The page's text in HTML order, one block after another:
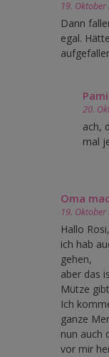
19.
Dann
egal.
Pami
20.
ach,
mal
Oma
19.
Hallo Rosi,
ich hab
gehen,
aber das
Mütze
Ich
ganze
nun auch
vor mir